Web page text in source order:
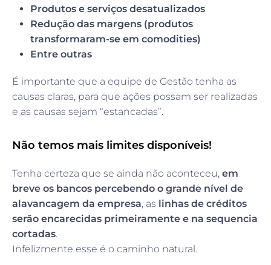
Produtos e serviços desatualizados
Redução das margens (produtos
transformaram-se em comodities)
Entre outras
É importante que a equipe de Gestão tenha as
causas claras, para que ações possam ser realizadas
e as causas sejam “estancadas”.
Não temos mais limites disponíveis!
Tenha certeza que se ainda não aconteceu, em
breve os bancos percebendo o grande nível de
alavancagem da empresa, as linhas de créditos
serão encarecidas primeiramente e na sequencia
cortadas.
Infelizmente esse é o caminho natural.